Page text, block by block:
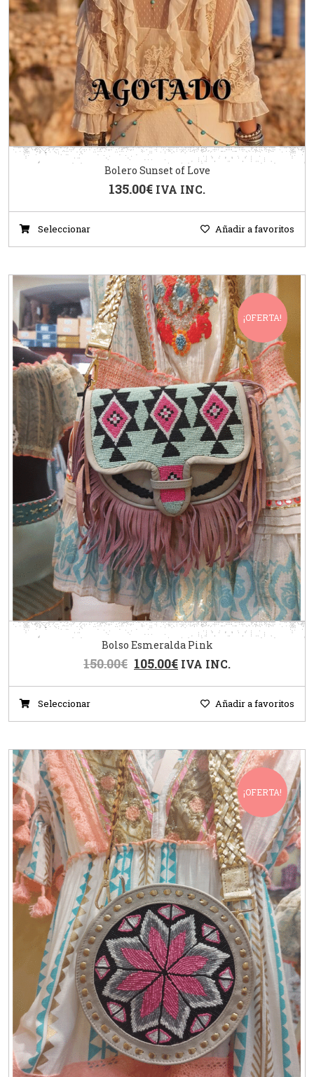
Bolero Sunset of Love
135.00€ IVA INC.
Seleccionar Añadir a favoritos
¡OFERTA!
Bolso Esmeralda Pink
150.00€ 105.00€ IVA INC.
Seleccionar Añadir a favoritos
¡OFERTA!